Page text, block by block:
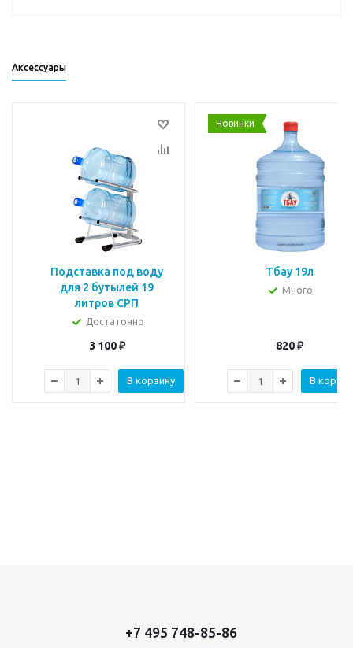
Аксессуары
Подставка под воду
для 2 бутылей 19
литров СРП
Достаточно
3 100₽
В корзину
Новинки
Тбау 19л
Много
820₽
В
+7 495 748-85-86